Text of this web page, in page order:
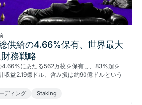
供給の4.66%保有、世界最大
務戦略
にあたる562万枚を保有し、83%超を
収益2.19億ドル、含み損は約90億ドルという
ディング Staking